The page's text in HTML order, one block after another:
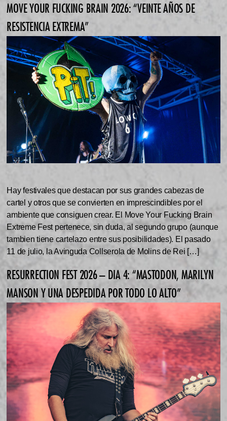
MOVE YOUR FUCKING BRAIN 2026: “VEINTE AÑOS DE
RESISTENCIA EXTREMA”
Hay festivales que destacan por sus grandes cabezas de
cartel y otros que se convierten en imprescindibles por el
ambiente que consiguen crear. El Move Your Fucking Brain
Extreme Fest pertenece, sin duda, al segundo grupo (aunque
tambien tiene cartelazo entre sus posibilidades). El pasado
11 de julio, la Avinguda Collserola de Molins de Rei […]
RESURRECTION FEST 2026 – DIA 4: “MASTODON, MARILYN
MANSON Y UNA DESPEDIDA POR TODO LO ALTO”